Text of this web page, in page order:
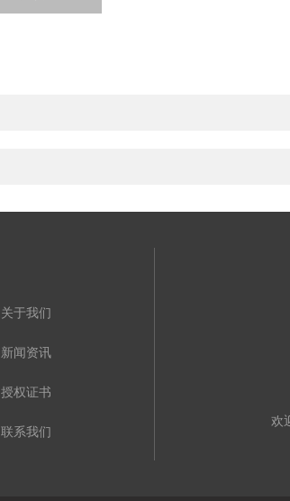
关于我们
新闻资讯
授权证书
联系我们
欢